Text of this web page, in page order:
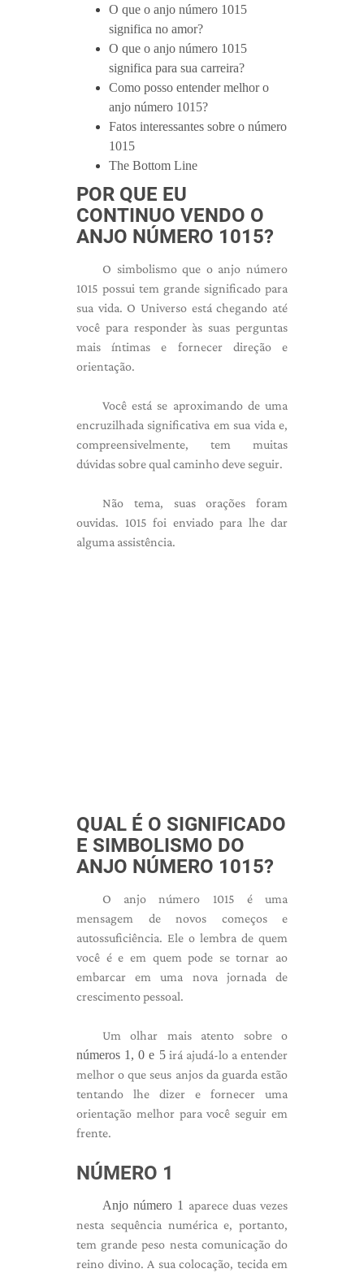
O que o anjo número 1015
significa no amor?
O que o anjo número 1015
significa para sua carreira?
Como posso entender melhor o
anjo número 1015?
Fatos interessantes sobre o número
1015
The Bottom Line
POR QUE EU
CONTINUO VENDO O
ANJO NÚMERO 1015?
O simbolismo que o anjo número
1015 possui tem grande significado para
sua vida. O Universo está chegando até
você para responder às suas perguntas
mais íntimas e fornecer direção e
orientação.
Você está se aproximando de uma
encruzilhada significativa em sua vida e,
compreensivelmente, tem muitas
dúvidas sobre qual caminho deve seguir.
Não tema, suas orações foram
ouvidas. 1015 foi enviado para lhe dar
alguma assistência.
QUAL É O SIGNIFICADO
E SIMBOLISMO DO
ANJO NÚMERO 1015?
O anjo número 1015 é uma
mensagem de novos começos e
autossuficiência. Ele o lembra de quem
você é e em quem pode se tornar ao
embarcar em uma nova jornada de
crescimento pessoal.
Um olhar mais atento sobre o
números 1, 0 e 5irá ajudá-lo a entender
melhor o que seus anjos da guarda estão
tentando lhe dizer e fornecer uma
orientação melhor para você seguir em
frente.
NÚMERO 1
Anjo número 1 aparece duas vezes
nesta sequência numérica e, portanto,
tem grande peso nesta comunicação do
reino divino. A sua colocação, tecida em